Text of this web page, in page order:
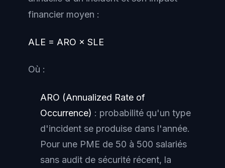
financier moyen :
ALE = ARO × SLE
Où :
ARO (Annualized Rate of
Occurrence) : probabilité qu'un type
d'incident se produise dans l'année.
Pour une PME de 50 à 500 salariés
sans audit de sécurité récent, la